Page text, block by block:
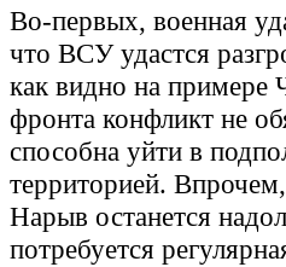
Во-первых, военная
что ВСУ удастся
как видно на примере
фронта конфликт не
способна уйти в
территорией.
Нарыв останется
потребуется